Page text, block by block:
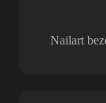
Nailart